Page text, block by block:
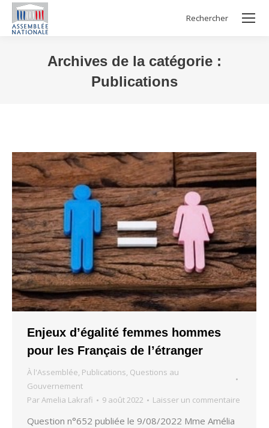
Search:
Rechercher
Archives de la catégorie :
Publications
Enjeux d’égalité femmes hommes
pour les Français de l’étranger
À l'Assemblée, Publications, Questions au
Gouvernement
ParAmelia Lakrafi 9 août 2022 Laisser un commentaire
Question n°652 publiée le 9/08/2022 Mme Amélia